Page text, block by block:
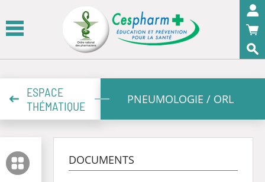
OK
ESPACE
THÉMATIQUE
PNEUMOLOGIE / ORL
DOCUMENTS